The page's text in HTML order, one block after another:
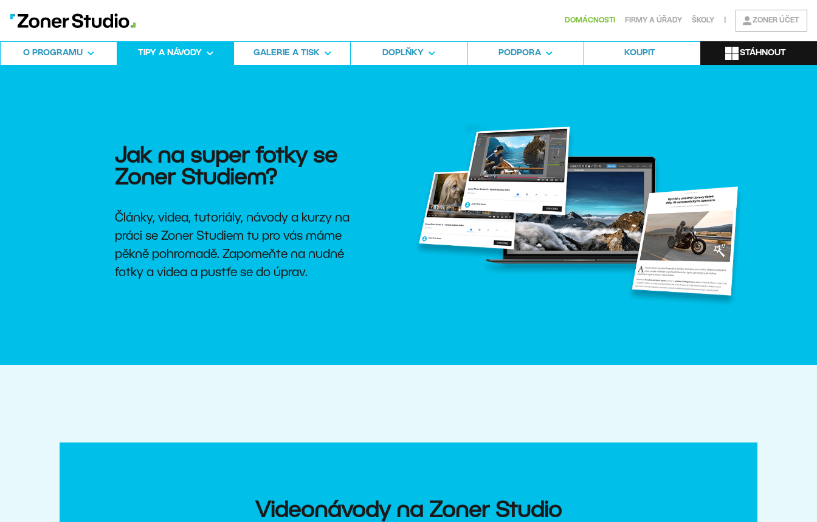
DOMÁCNOSTI FIRMY A ÚŘADY ŠKOLY ZONER ÚČET
O PROGRAMU TIPY A NÁVODY GALERIE A TISK DOPLŇKY PODPORA KOUPIT STÁHNOUT
Jak na super fotky se
Zoner Studiem?
Články, videa, tutoriály, návody a kurzy na
práci se Zoner Studiem tu pro vás máme
pěkně pohromadě. Zapomeňte na nudné
fotky a videa a pustťe se do úprav.
Videonávody na Zoner Studio